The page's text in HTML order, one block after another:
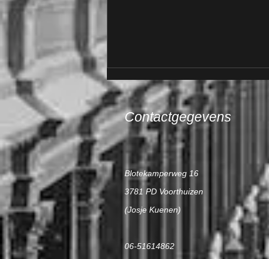
Boek over fototrollen start met
rechtszaak!
Contactgegevens
Blotekamperweg 16
3781 PD Voorthuizen
(Josje Kuenen)
06-51614862